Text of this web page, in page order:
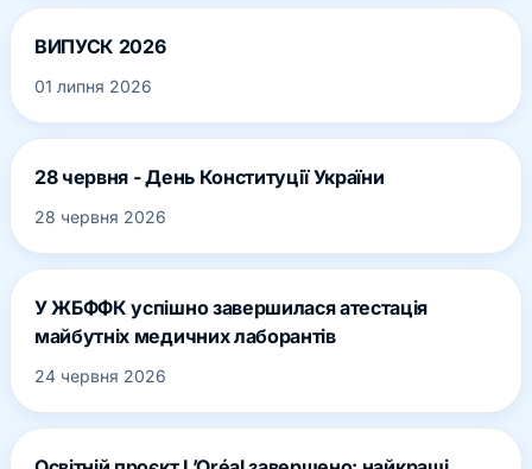
ВИПУСК 2026
01 липня 2026
28 червня - День Конституції України
28 червня 2026
У ЖБФФК успішно завершилася атестація
майбутніх медичних лаборантів
24 червня 2026